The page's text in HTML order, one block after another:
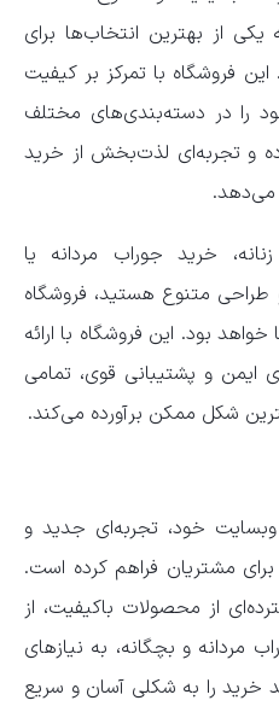
از بهترین انتخاب‌ها برای
فروشگاه با تمرکز بر کیفیت
را در دسته‌بندی‌های مختلف
و تجربه‌ای لذت‌بخش از خرید
می‌دهد.
خرید جوراب مردانه یا
متنوع هستید، فروشگاه
بود. این فروشگاه با ارائه
ایمن و پشتیبانی قوی، تمامی
شکل ممکن برآورده می‌کند.
وبسایت خود، تجربه‌ای جدید و
برای مشتریان فراهم کرده است.
از محصولات باکیفیت، از
مردانه و بچگانه، به نیازهای
خرید را به شکلی آسان و سریع